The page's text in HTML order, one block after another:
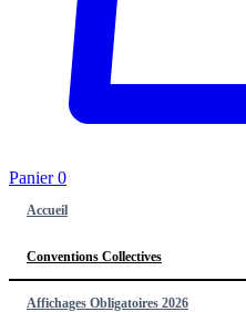
Panier0
Accueil
Conventions Collectives
Affichages Obligatoires 2026